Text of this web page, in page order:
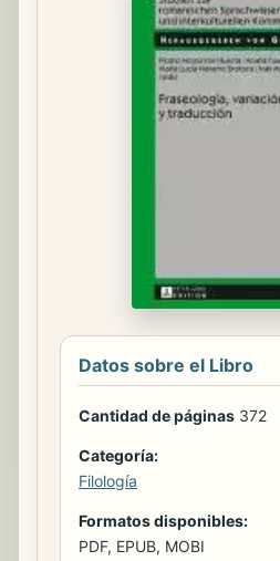
Datos sobre el Libro
Cantidad de páginas 372
Categoría:
Filología
Formatos disponibles:
PDF, EPUB, MOBI